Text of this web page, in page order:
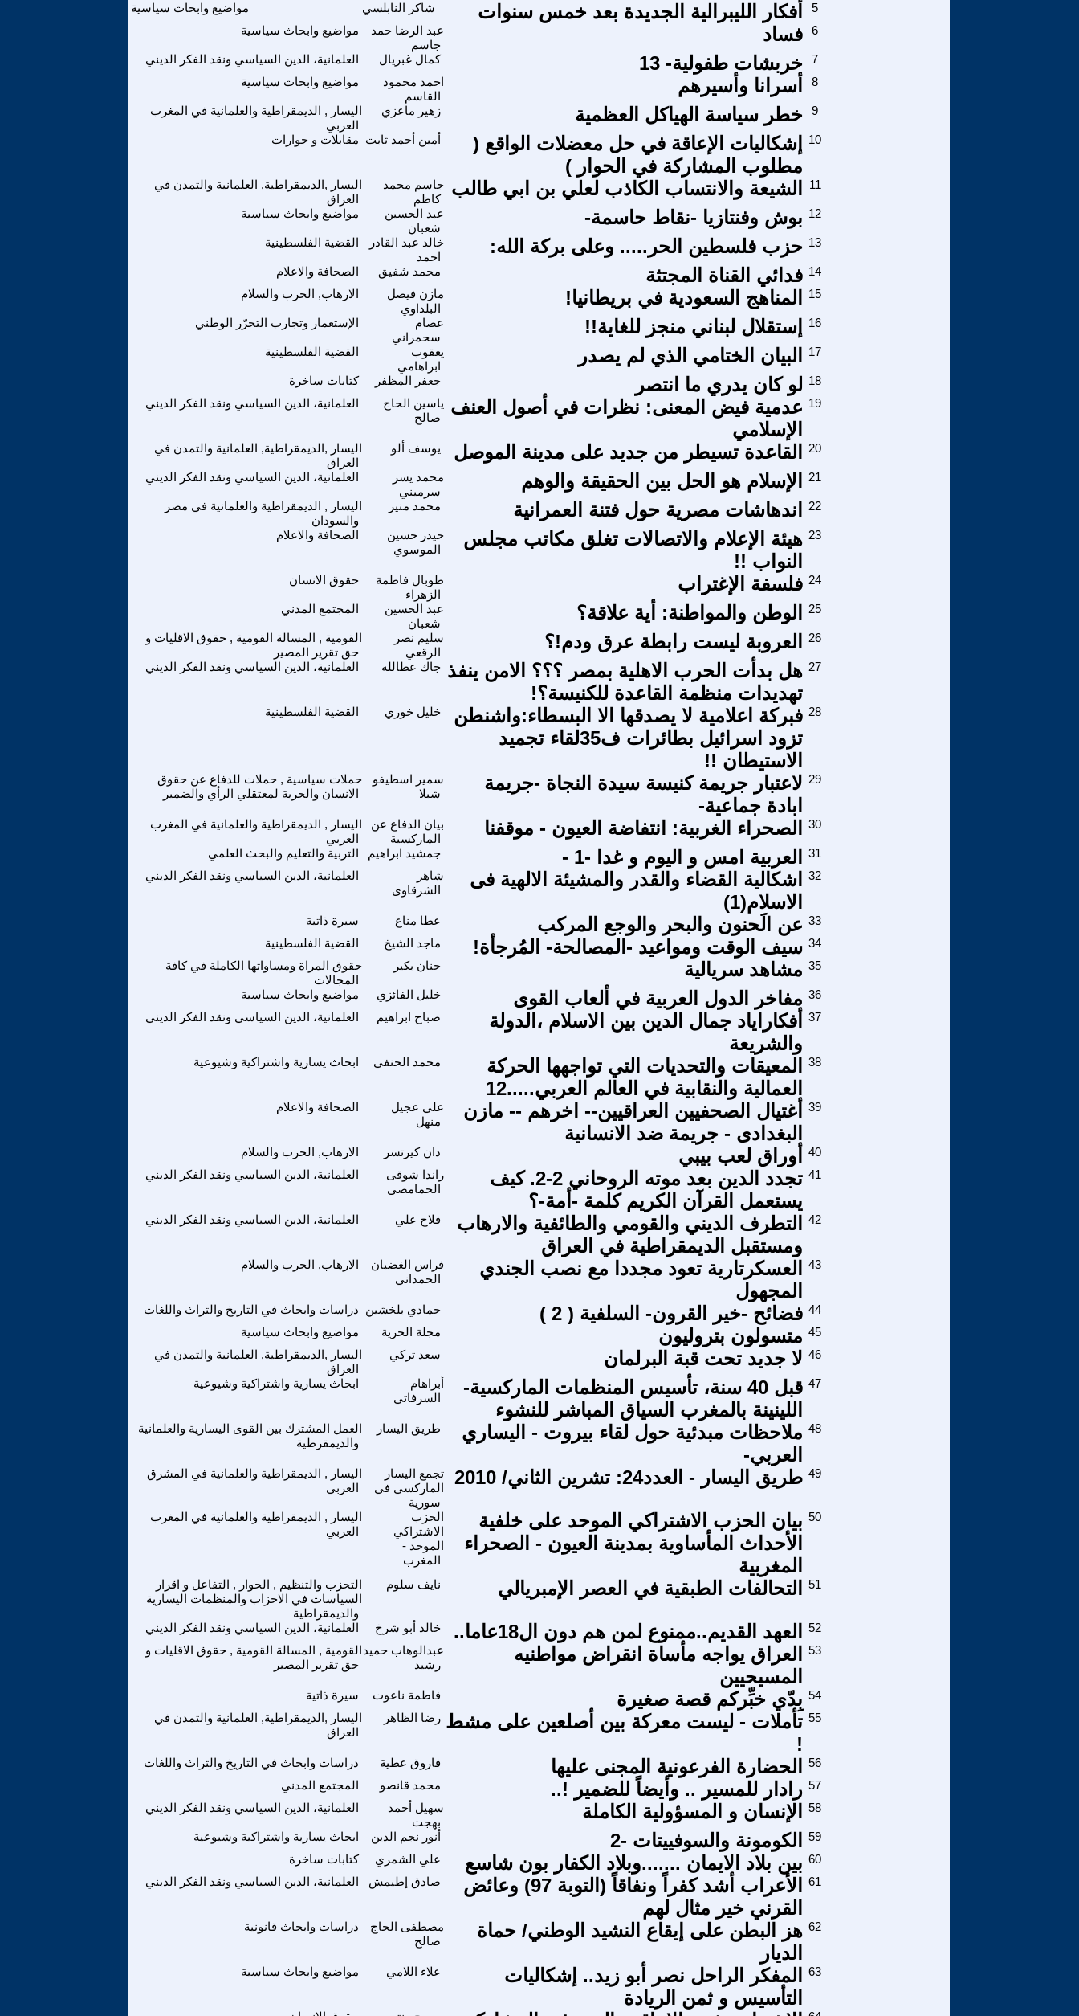
مواضيع وابحاث سياسية شاكر النابلسي أفكار الليبرالية الجديدة بعد خمس سنوات
5
مواضيع وابحاث سياسية
عبد الرضا حمد
جاسم
فساد 6
العلمانية، الدين السياسي ونقد الفكر الديني كمال غبريال خربشات طفولية- 13
7
مواضيع وابحاث سياسية
احمد محمود
القاسم
أسرانا وأسيرهم 8
اليسار , الديمقراطية والعلمانية في المغرب
العربي
زهير ماعزي خطر سياسة الهياكل العظمية 9
مقابلات و حوارات أمين أحمد ثابت
إشكاليات الإعاقة في حل معضلات الواقع (
مطلوب المشاركة في الحوار )
10
اليسار ,الديمقراطية, العلمانية والتمدن في
العراق
جاسم محمد
كاظم
الشيعة والانتساب الكاذب لعلي بن ابي طالب 11
مواضيع وابحاث سياسية
عبد الحسين
شعبان
بوش وفنتازيا -نقاط حاسمة- 12
القضية الفلسطينية
خالد عبد القادر
احمد
حزب فلسطين الحر..... وعلى بركة الله: 13
الصحافة والاعلام محمد شفيق فدائي القناة المجتثة 14
الارهاب, الحرب والسلام
مازن فيصل
البلداوي
المناهج السعودية في بريطانيا! 15
الإستعمار وتجارب التحرّر الوطني
عصام
سحمراني
إستقلال لبناني منجز للغاية!! 16
القضية الفلسطينية
يعقوب
ابراهامي
البيان الختامي الذي لم يصدر 17
كتابات ساخرة جعفر المظفر لو كان يدري ما انتصر 18
العلمانية، الدين السياسي ونقد الفكر الديني
ياسين الحاج
صالح
عدمية فيض المعنى: نظرات في أصول العنف
الإسلامي
19
اليسار ,الديمقراطية, العلمانية والتمدن في
العراق
يوسف ألو القاعدة تسيطر من جديد على مدينة الموصل 20
العلمانية، الدين السياسي ونقد الفكر الديني
محمد يسر
سرميني
الإسلام هو الحل بين الحقيقة والوهم 21
اليسار , الديمقراطية والعلمانية في مصر
والسودان
محمد منير اندهاشات مصرية حول فتنة العمرانية 22
الصحافة والاعلام
حيدر حسين
الموسوي
هيئة الإعلام والاتصالات تغلق مكاتب مجلس
النواب !!
23
حقوق الانسان
طوبال فاطمة
الزهراء
فلسفة الإغتراب 24
المجتمع المدني
عبد الحسين
شعبان
الوطن والمواطنة: أية علاقة؟ 25
القومية , المسالة القومية , حقوق الاقليات و
حق تقرير المصير
سليم نصر
الرقعي
العروبة ليست رابطة عرق ودم!؟ 26
العلمانية، الدين السياسي ونقد الفكر الديني جاك عطالله هل بدأت الحرب الاهلية بمصر ؟؟؟ الامن ينفذ
تهديدات منظمة القاعدة للكنيسة؟!
27
القضية الفلسطينية خليل خوري
فبركة اعلامية لا يصدقها الا البسطاء:واشنطن
تزود اسرائيل بطائرات ف35لقاء تجميد
الاستيطان !!
28
حملات سياسية , حملات للدفاع عن حقوق
الانسان والحرية لمعتقلي الرأي والضمير
سمير اسطيفو
شبلا
لاعتبار جريمة كنيسة سيدة النجاة -جريمة
ابادة جماعية-
29
اليسار , الديمقراطية والعلمانية في المغرب
العربي
بيان الدفاع عن
الماركسية
الصحراء الغربية: انتفاضة العيون - موقفنا 30
التربية والتعليم والبحث العلمي جمشيد ابراهيم العربية امس و اليوم و غدا -1 -
31
العلمانية، الدين السياسي ونقد الفكر الديني
شاهر
الشرقاوى
اشكالية القضاء والقدر والمشيئة الالهية فى
الاسلام(1)
32
سيرة ذاتية عطا مناع عن الََحنون والبحر والوجع المركب 33
القضية الفلسطينية
ماجد الشيخ سيف الوقت ومواعيد -المصالحة- المُرجأة! 34
حقوق المراة ومساواتها الكاملة في كافة
المجالات
حنان بكير مشاهد سريالية 35
مواضيع وابحاث سياسية خليل الفائزي مفاخر الدول العربية في ألعاب القوى 36
العلمانية، الدين السياسي ونقد الفكر الديني
صباح ابراهيم
أفكاراياد جمال الدين بين الاسلام ،الدولة
والشريعة
37
ابحاث يسارية واشتراكية وشيوعية محمد الحنفي
المعيقات والتحديات التي تواجهها الحركة
العمالية والنقابية في العالم العربي.....12
38
الصحافة والاعلام
علي عجيل
منهل
أغتيال الصحفيين العراقيين-- اخرهم -- مازن
البغدادى - جريمة ضد الانسانية
39
الارهاب, الحرب والسلام دان كيرتسر أوراق لعب بيبي
40
العلمانية، الدين السياسي ونقد الفكر الديني
راندا شوقى
الحمامصى
تجدد الدين بعد موته الروحاني 2-2. كيف
يستعمل القرآن الكريم كلمة -أمة-؟
41
العلمانية، الدين السياسي ونقد الفكر الديني فلاح علي
التطرف الديني والقومي والطائفية والارهاب
ومستقبل الديمقراطية في العراق
42
الارهاب, الحرب والسلام
فراس الغضبان
الحمداني
العسكرتارية تعود مجددا مع نصب الجندي
المجهول
43
دراسات وابحاث في التاريخ والتراث واللغات حمادي بلخشين فضائح -خير القرون- السلفية ( 2 ) 44
مواضيع وابحاث سياسية
مجلة الحرية متسولون بتروليون 45
اليسار ,الديمقراطية, العلمانية والتمدن في
العراق
سعد تركي لا جديد تحت قبة البرلمان 46
ابحاث يسارية واشتراكية وشيوعية
أبراهام
السرفاتي
قبل 40 سنة، تأسيس المنظمات الماركسية-
اللينينة بالمغرب السياق المباشر للنشوء
47
العمل المشترك بين القوى اليسارية والعلمانية
والديمقرطية
طريق اليسار
ملاحظات مبدئية حول لقاء بيروت - اليساري
العربي-
48
اليسار , الديمقراطية والعلمانية في المشرق
العربي
تجمع اليسار
الماركسي في
سورية
طريق اليسار - العدد24: تشرين الثاني/ 2010 49
اليسار , الديمقراطية والعلمانية في المغرب
العربي
الحزب
الاشتراكي
الموحد -
المغرب
بيان الحزب الاشتراكي الموحد على خلفية
الأحداث المأساوية بمدينة العيون - الصحراء
المغربية
50
التحزب والتنظيم , الحوار , التفاعل و اقرار
السياسات في الاحزاب والمنظمات اليسارية
والديمقراطية
نايف سلوم التحالفات الطبقية في العصر الإمبريالي 51
العلمانية، الدين السياسي ونقد الفكر الديني خالد أبو شرخ العهد القديم..ممنوع لمن هم دون ال18عاما..
52
القومية , المسالة القومية , حقوق الاقليات و
حق تقرير المصير
عبدالوهاب حميد
رشيد
العراق يواجه مأساة انقراض مواطنيه
المسيحيين
53
سيرة ذاتية فاطمة ناعوت بِدّي خبِّركم قصة صغيرة 54
اليسار ,الديمقراطية, العلمانية والتمدن في
العراق
رضا الظاهر تأملات - ليست معركة بين أصلعين على مشط
!
55
دراسات وابحاث في التاريخ والتراث واللغات فاروق عطية الحضارة الفرعونية المجنى عليها
56
المجتمع المدني
محمد قانصو رادار للمسير .. وأيضاً للضمير !.. 57
العلمانية، الدين السياسي ونقد الفكر الديني
سهيل أحمد
بهجت
الإنسان و المسؤولية الكاملة 58
ابحاث يسارية واشتراكية وشيوعية أنور نجم الدين الكومونة والسوفييتات -2
59
كتابات ساخرة
علي الشمري بين بلاد الايمان .......وبلاد الكفار بون شاسع 60
العلمانية، الدين السياسي ونقد الفكر الديني
صادق إطيمش
الأعراب أشد كفراً ونفاقاً (التوبة 97) وعائض
القرني خير مثال لهم
61
دراسات وابحاث قانونية
مصطفى الحاج
صالح
هز البطن على إيقاع النشيد الوطني/ حماة
الديار
62
مواضيع وابحاث سياسية علاء اللامي
المفكر الراحل نصر أبو زيد.. إشكاليات
التأسيس و ثمن الريادة
63